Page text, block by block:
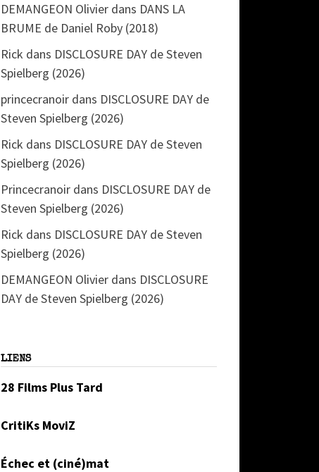
DEMANGEON Olivier dans DANS LA
BRUME de Daniel Roby (2018)
Rick dans DISCLOSURE DAY de Steven
Spielberg (2026)
princecranoir dans DISCLOSURE DAY de
Steven Spielberg (2026)
Rick dans DISCLOSURE DAY de Steven
Spielberg (2026)
Princecranoir dans DISCLOSURE DAY de
Steven Spielberg (2026)
Rick dans DISCLOSURE DAY de Steven
Spielberg (2026)
DEMANGEON Olivier dans DISCLOSURE
DAY de Steven Spielberg (2026)
LIENS
28 Films Plus Tard
CritiKs MoviZ
Échec et (ciné)mat